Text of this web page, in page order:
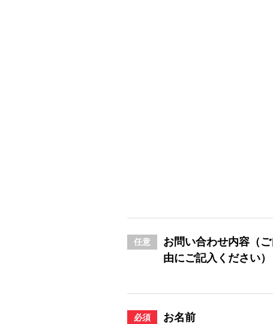
お問い合わせ内容（ご
由にご記入ください）
任意
お名前
必須